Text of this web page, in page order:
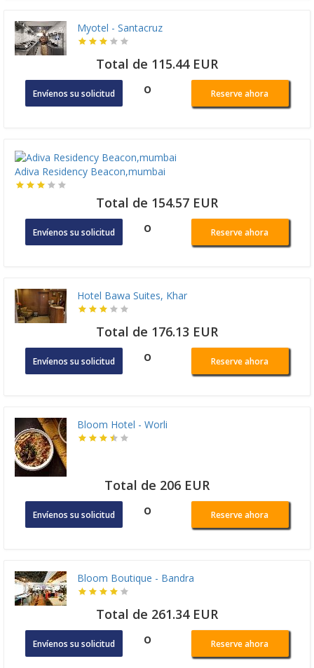
Myotel - Santacruz
Total de 115.44 EUR
Envíenos su solicitud o Reserve ahora
Adiva Residency Beacon,mumbai
Total de 154.57 EUR
Envíenos su solicitud o Reserve ahora
Hotel Bawa Suites, Khar
Total de 176.13 EUR
Envíenos su solicitud o Reserve ahora
Bloom Hotel - Worli
Total de 206 EUR
Envíenos su solicitud o Reserve ahora
Bloom Boutique - Bandra
Total de 261.34 EUR
Envíenos su solicitud o Reserve ahora